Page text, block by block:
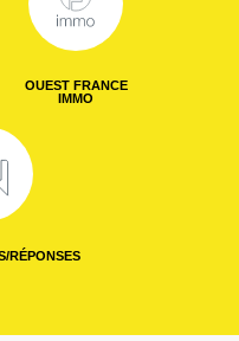
OUEST FRANCE
IMMO
RÉPONSES